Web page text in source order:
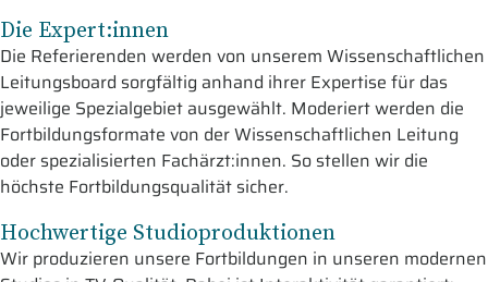
Die Expert:innen
Die Referierenden werden von unserem Wissenschaftlichen
Leitungsboard sorgfältig anhand ihrer Expertise für das
jeweilige Spezialgebiet ausgewählt. Moderiert werden die
Fortbildungsformate von der Wissenschaftlichen Leitung
oder spezialisierten Fachärzt:innen. So stellen wir die
höchste Fortbildungsqualität sicher.
Hochwertige Studioproduktionen
Wir produzieren unsere Fortbildungen in unseren modernen